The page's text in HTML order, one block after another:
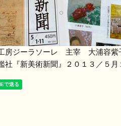
房ジーラソーレ 主宰 大浦容紫
社『新美術新聞』２０１３／５月